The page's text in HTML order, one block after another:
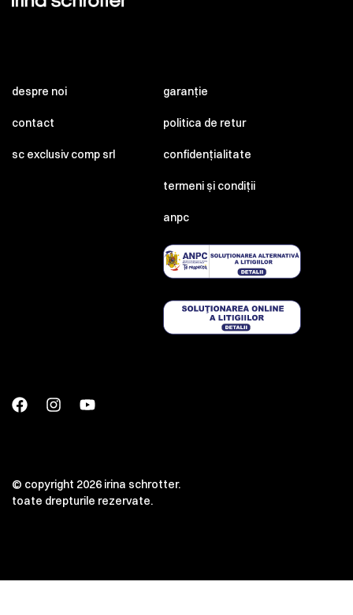
despre noi
contact
sc exclusiv comp srl
garanție
politica de retur
confidențialitate
termeni și condiții
anpc
© copyright 2026 irina schrotter.
toate drepturile rezervate.